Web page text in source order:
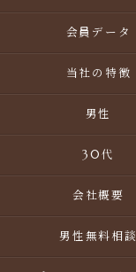
会員データ
当社の特徴
男性
30代
会社概要
男性無料相談